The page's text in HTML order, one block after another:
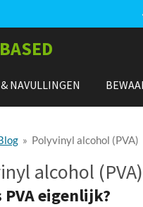
NAVULLINGEN
» Polyvinyl alcohol (PVA)
alcohol (PVA)
PVA eigenlijk?